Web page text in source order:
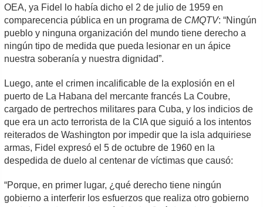
OEA, ya Fidel lo había dicho el 2 de julio de 1959 en
comparecencia pública en un programa de CMQTV: “Ningún
pueblo y ninguna organización del mundo tiene derecho a
ningún tipo de medida que pueda lesionar en un ápice
nuestra soberanía y nuestra dignidad”.
Luego, ante el crimen incalificable de la explosión en el
puerto de La Habana del mercante francés La Coubre,
cargado de pertrechos militares para Cuba, y los indicios de
que era un acto terrorista de la CIA que siguió a los intentos
reiterados de Washington por impedir que la isla adquiriese
armas, Fidel expresó el 5 de octubre de 1960 en la
despedida de duelo al centenar de víctimas que causó:
“Porque, en primer lugar, ¿qué derecho tiene ningún
gobierno a interferir los esfuerzos que realiza otro gobierno